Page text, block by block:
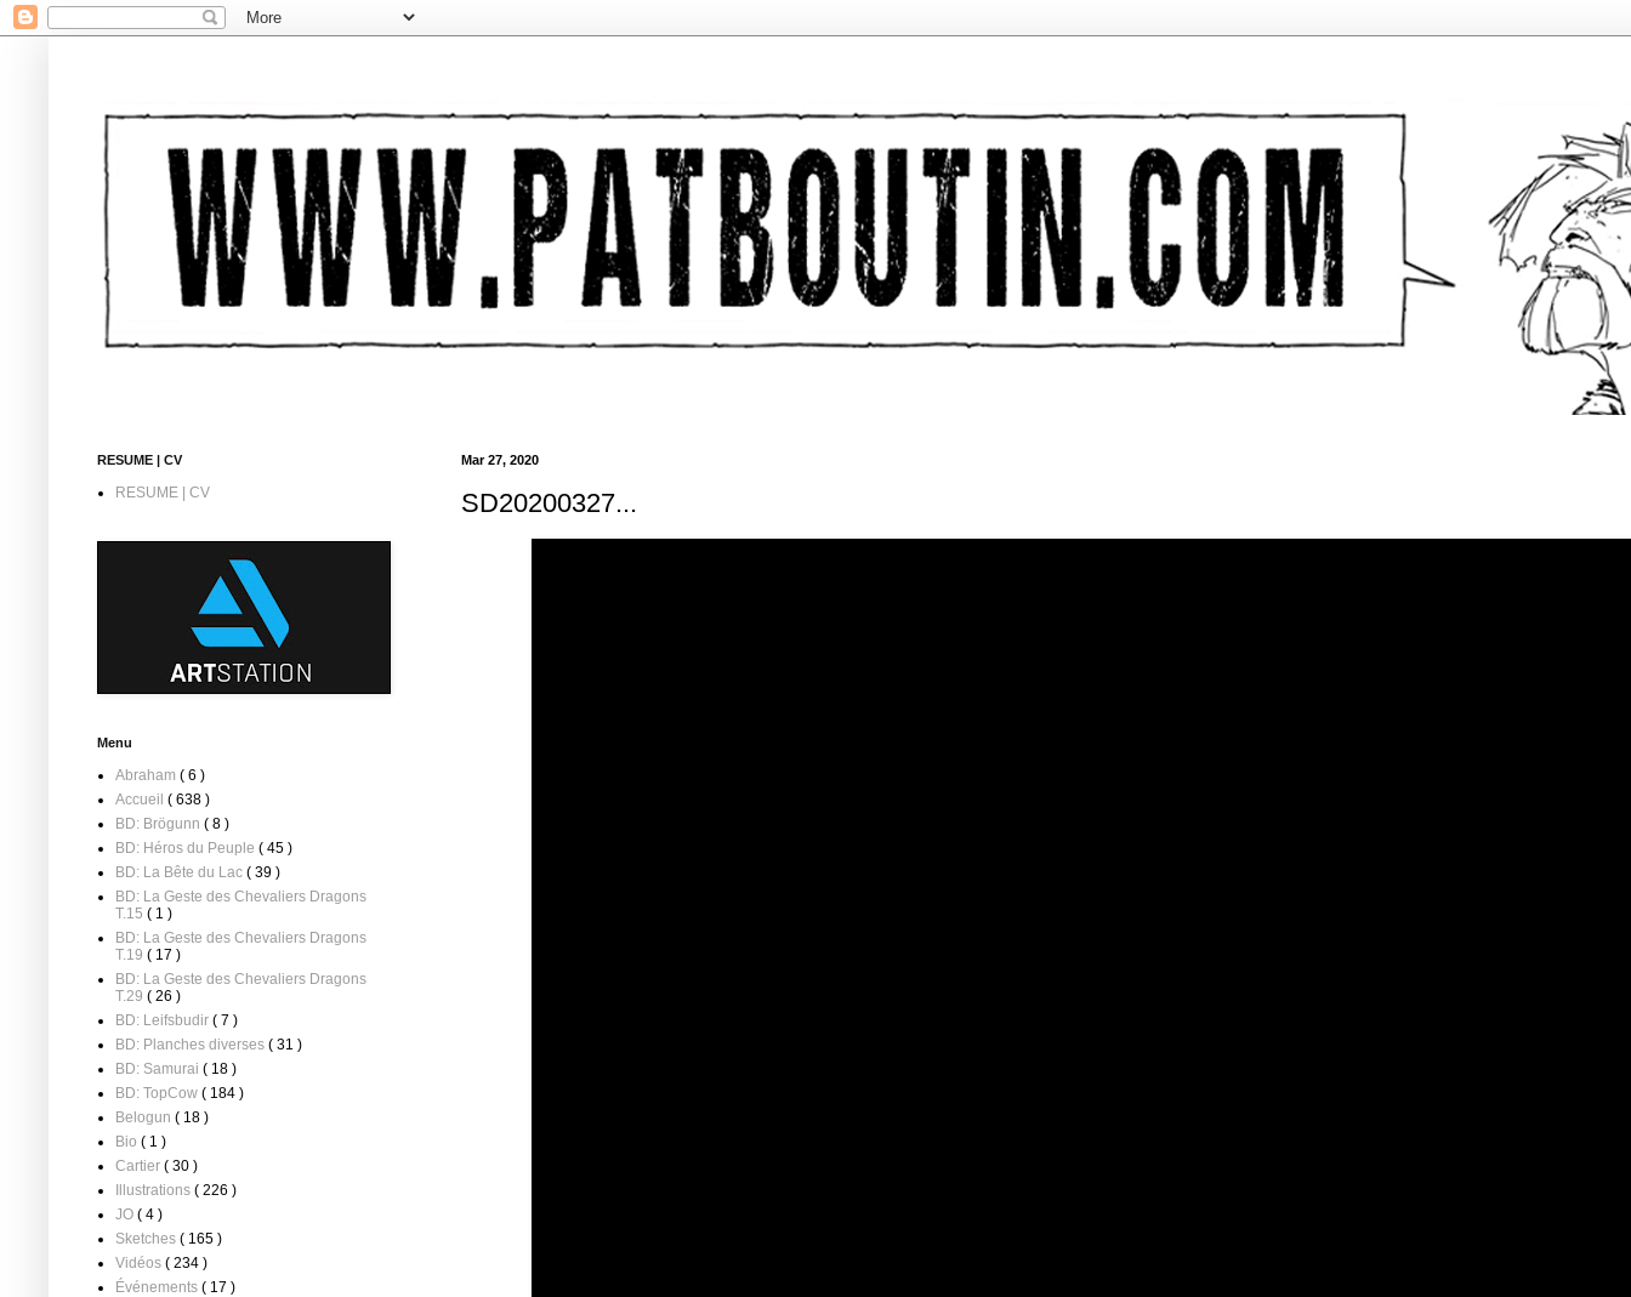
Mar 27, 2020
SD20200327...
RESUME | CV
RESUME | CV
Menu
Abraham ( 6 )
Accueil ( 638 )
BD: Brögunn ( 8 )
BD: Héros du Peuple ( 45 )
BD: La Bête du Lac ( 39 )
BD: La Geste des Chevaliers Dragons
T.15 ( 1 )
BD: La Geste des Chevaliers Dragons
T.19 ( 17 )
BD: La Geste des Chevaliers Dragons
T.29 ( 26 )
BD: Leifsbudir ( 7 )
BD: Planches diverses ( 31 )
BD: Samurai ( 18 )
BD: TopCow ( 184 )
Belogun ( 18 )
Bio ( 1 )
Cartier ( 30 )
Illustrations ( 226 )
JO ( 4 )
Sketches ( 165 )
Vidéos ( 234 )
Événements ( 17 )